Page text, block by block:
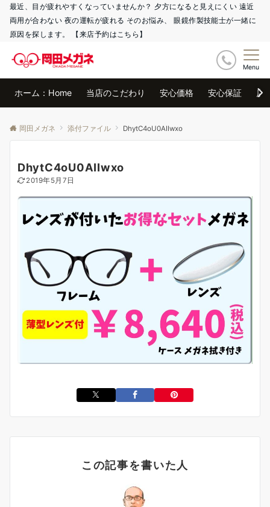
最近、目が疲れやすくなっていませんか？ 夕方になると見えにくい 遠近
両用が合わない 夜の運転が疲れる そのお悩み、 眼鏡作製技能士が一緒に
原因を探します。 【来店予約はこちら】
Menu
ホーム：Home 当店のこだわり 安心価格 安心保証 店
岡田メガネ 添付ファイル DhytC4oU0AIIwxo
DhytC4oU0AIIwxo
2019年5月7日
この記事を書いた人